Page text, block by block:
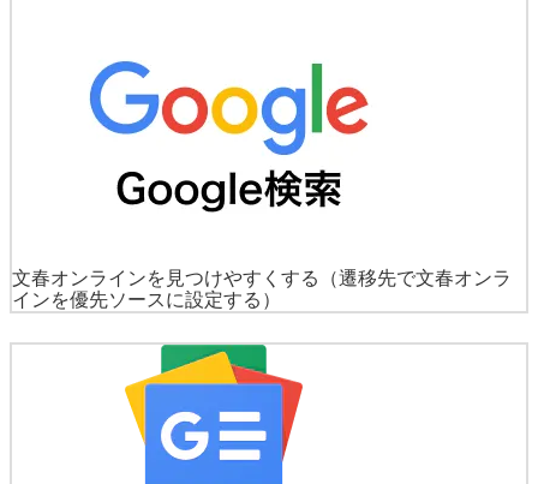
文春オンラインを見つけやすくする
（遷移先で文春オンラ
インを優先ソースに設定する）